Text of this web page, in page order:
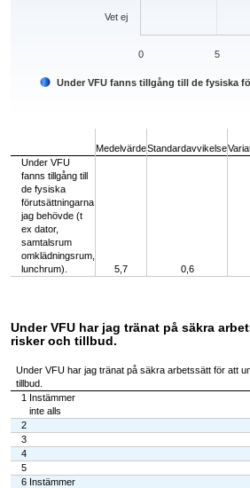
Under VFU fanns tillgång till de fysiska
Vet ej
0 5
MedelvärdeStandardavvikelse
Under VFU
fanns tillgång till
de fysiska
förutsättningarna
jag behövde (t
ex dator,
samtalsrum
omklädningsrum,
lunchrum).
5,7 0,6
Under VFU har jag tränat på säkra
risker och tillbud.
Under VFU har jag tränat på säkra arbetssätt för att
tillbud.
1 Instämmer
inte alls
2
3
4
5
6 Instämmer